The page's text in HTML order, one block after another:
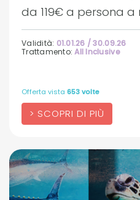
da 119€ a persona a
Validità: 01.01.26 / 30.09.26
Trattamento:All Inclusive
SCOPRI DI PIÙ
Offerta vista 653 volte